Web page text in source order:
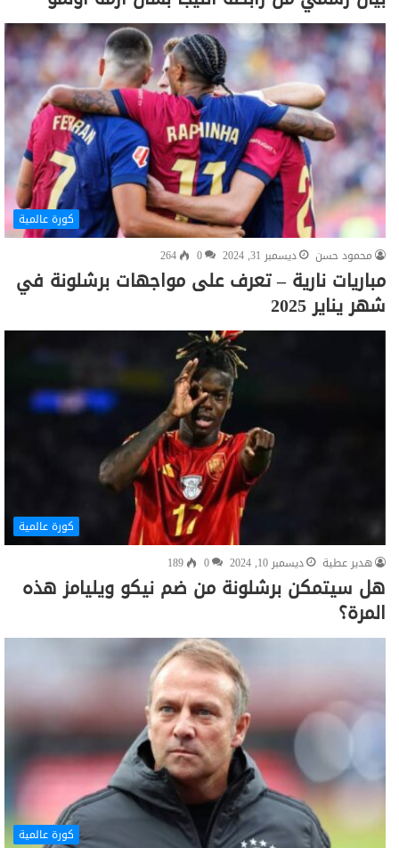
كورة عالمية
محمود حسن
ديسمبر 31, 2024 0
264
مباريات نارية – تعرف على مواجهات برشلونة في
شهر يناير 2025
كورة عالمية
هدير عطية
ديسمبر 10, 2024 0
189
هل سيتمكن برشلونة من ضم نيكو ويليامز هذه
المرة؟
كورة عالمية